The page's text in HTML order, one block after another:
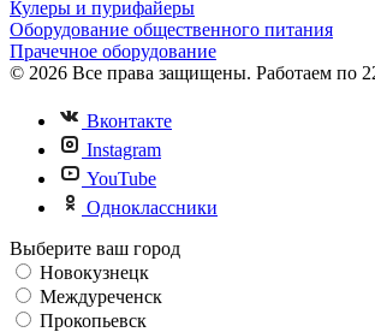
Кулеры и пурифайеры
Оборудование общественного питания
Прачечное оборудование
© 2026 Все права защищены. Работаем по
Вконтакте
Instagram
YouTube
Одноклассники
Выберите ваш город
Новокузнецк
Междуреченск
Прокопьевск